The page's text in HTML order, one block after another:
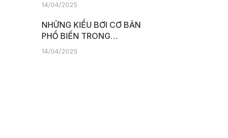
14/04/2025
NHỮNG KIỂU BƠI CƠ BẢN
PHỔ BIẾN TRONG…
14/04/2025